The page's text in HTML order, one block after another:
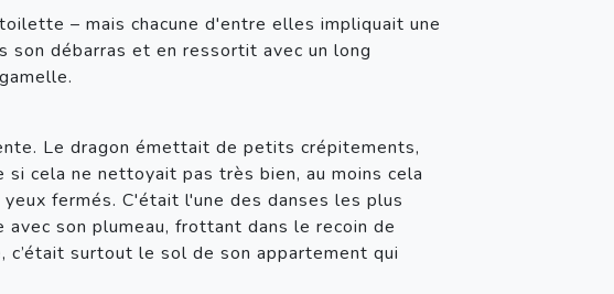
– mais chacune d'entre elles impliquait une
son débarras et en ressortit avec un long
Le dragon émettait de petits crépitements,
cela ne nettoyait pas très bien, au moins cela
fermés. C'était l'une des danses les plus
son plumeau, frottant dans le recoin de
surtout le sol de son appartement qui